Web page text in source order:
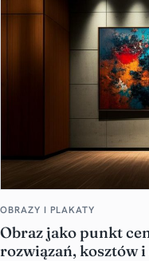
OBRAZY I PLAKATY
Obraz jako punkt
rozwiązań, kosztów